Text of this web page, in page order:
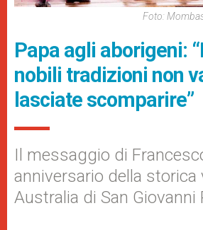
Foto:
Papa agli aborigeni:
nobili tradizioni non
lasciate scomparire”
Il messaggio di
anniversario della storica
Australia di San Giovanni